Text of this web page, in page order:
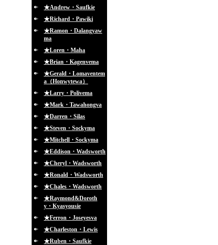
★Andrew・Saufkie
★Richard・Pawiki
★Ramon・Dalangyaw
ma
★Loren・Maha
★Brian・Kagenvema
★Gerald・Lomaventem
a（Honwytewa）
★Larry・Polivema
★Mark・Tawahongva
★Darren・Silas
★Steven・Sockyma
★Mitchell・Sockyma
★Eddison・Wadsworth
★Cheryl・Wadsworth
★Ronald・Wadsworth
★Chales・Wadsworth
★Raymond&Doroth
y・Kyasyousie
★Ferron・Joseyesva
★Charleston・Lewis
★Ruben・Saufkie